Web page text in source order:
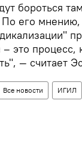
бороться
По его
– это
— считает
Все новости ИГИЛ